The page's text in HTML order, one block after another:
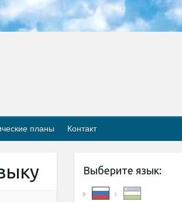
планы Контакт
Выберите язык: